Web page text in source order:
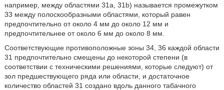
например, между областями 31а, 31b) называется промежутком
33 между полоскообразными областями, который равен
предпочтительно от около 4 мм до около 12 мм и
предпочтительнее от около 6 мм до около 8 мм.
Соответствующие противоположные зоны 34, 36 каждой области
31 предпочтительно смещены до некоторой степени (в
соответствии с техническими решениями, которые следуют) от
зол предшествующего ряда или области, и достаточное
количество областей 31 создано вдоль данного табачного